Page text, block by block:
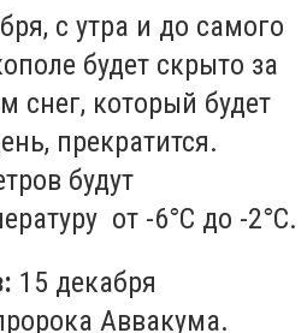
с утра и до самого
будет скрыто за
снег, который будет
прекратится.
будут
от -6°С до -2°С.
15 декабря
Аввакума.